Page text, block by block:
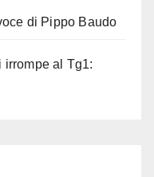
di Pippo Baudo
irrompe al Tg1: